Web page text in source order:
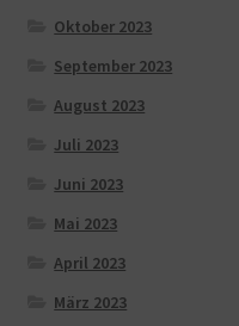
Oktober 2023
September 2023
August 2023
Juli 2023
Juni 2023
Mai 2023
April 2023
März 2023